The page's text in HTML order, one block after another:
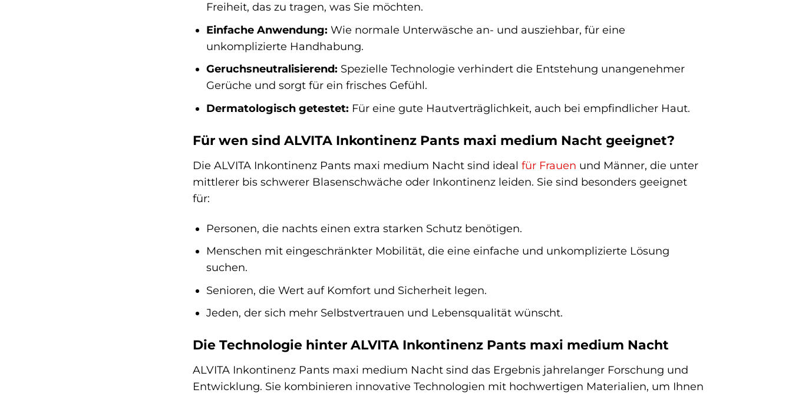
Freiheit, das zu tragen, was Sie möchten.
Einfache Anwendung: Wie normale Unterwäsche an- und ausziehbar, für eine
unkomplizierte Handhabung.
Geruchsneutralisierend: Spezielle Technologie verhindert die Entstehung unangenehmer
Gerüche und sorgt für ein frisches Gefühl.
Dermatologisch getestet: Für eine gute Hautverträglichkeit, auch bei empfindlicher Haut.
Für wen sind ALVITA Inkontinenz Pants maxi medium Nacht geeignet?
Die ALVITA Inkontinenz Pants maxi medium Nacht sind ideal für Frauen und Männer, die unter
mittlerer bis schwerer Blasenschwäche oder Inkontinenz leiden. Sie sind besonders geeignet
für:
Personen, die nachts einen extra starken Schutz benötigen.
Menschen mit eingeschränkter Mobilität, die eine einfache und unkomplizierte Lösung
suchen.
Senioren, die Wert auf Komfort und Sicherheit legen.
Jeden, der sich mehr Selbstvertrauen und Lebensqualität wünscht.
Die Technologie hinter ALVITA Inkontinenz Pants maxi medium Nacht
ALVITA Inkontinenz Pants maxi medium Nacht sind das Ergebnis jahrelanger Forschung und
Entwicklung. Sie kombinieren innovative Technologien mit hochwertigen Materialien, um Ihnen